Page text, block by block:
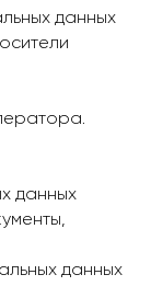
данных
данных
данных